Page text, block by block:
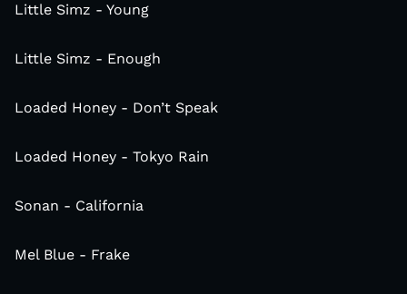
Little Simz - Young
Little Simz - Enough
Loaded Honey - Don’t Speak
Loaded Honey - Tokyo Rain
Sonan - California
Mel Blue - Frake